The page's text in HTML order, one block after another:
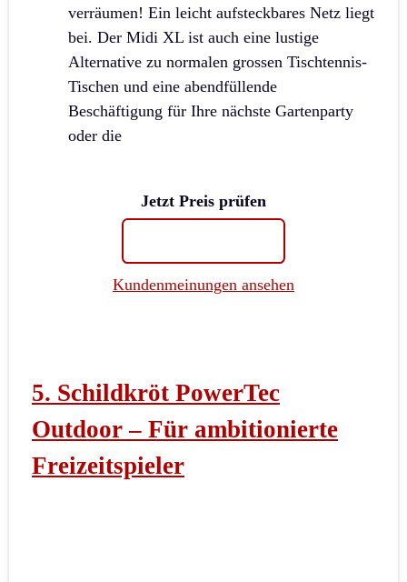
verräumen! Ein leicht aufsteckbares Netz liegt
bei. Der Midi XL ist auch eine lustige
Alternative zu normalen grossen Tischtennis-
Tischen und eine abendfüllende
Beschäftigung für Ihre nächste Gartenparty
oder die
Jetzt Preis prüfen
Kundenmeinungen ansehen
5. Schildkröt PowerTec
Outdoor – Für ambitionierte
Freizeitspieler